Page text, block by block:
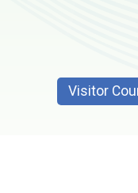
Visitor